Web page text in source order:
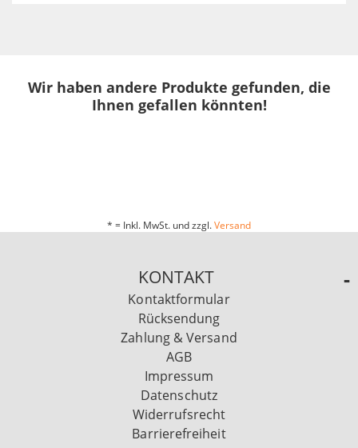
Wir haben andere Produkte gefunden, die
Ihnen gefallen könnten!
* = Inkl. MwSt. und zzgl.Versand
KONTAKT
Kontaktformular
Rücksendung
Zahlung & Versand
AGB
Impressum
Datenschutz
Widerrufsrecht
Barrierefreiheit